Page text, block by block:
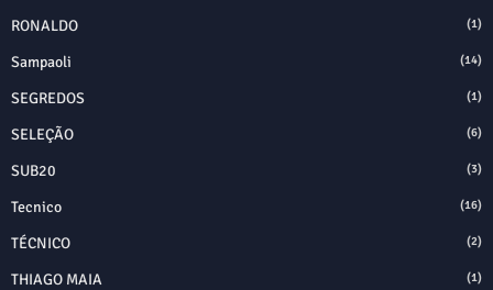
RONALDO (1)
Sampaoli (14)
SEGREDOS (1)
SELEÇÃO (6)
SUB20 (3)
Tecnico (16)
TÉCNICO (2)
THIAGO MAIA (1)